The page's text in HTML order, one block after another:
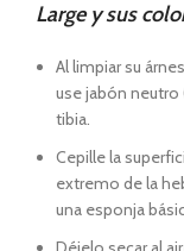
Large y sus
Al limpiar su
use jabón neutro
tibia.
Cepille la
extremo de la
una esponja